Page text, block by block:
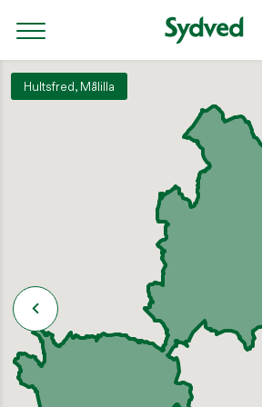
Söket börjar efter tre tecken.
2 september: Klippdag i Tjugby,
SKOGSDAGAR / VÄLKOMMEN TILL
Håll koll på brandrisken!
AKTUELLT / SENASTE NYTT
Hultsfred, Målilla